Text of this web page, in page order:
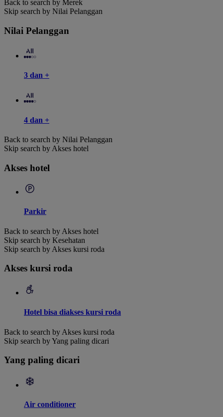
Back to search by Merek
Skip search by Nilai Pelanggan
Nilai Pelanggan
3 dan +
4 dan +
Back to search by Nilai Pelanggan
Skip search by Akses hotel
Akses hotel
Parkir
Back to search by Akses hotel
Skip search by Kesehatan
Skip search by Akses kursi roda
Akses kursi roda
Hotel bisa diakses kursi roda
Back to search by Akses kursi roda
Skip search by Yang paling dicari
Yang paling dicari
Air conditioner